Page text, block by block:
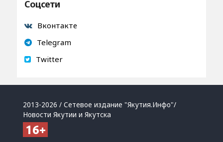
Соцсети
Вконтакте
Telegram
Twitter
2013-2026 / Сетевое издание "Якутия.Инфо"/
Новости Якутии и Якутска